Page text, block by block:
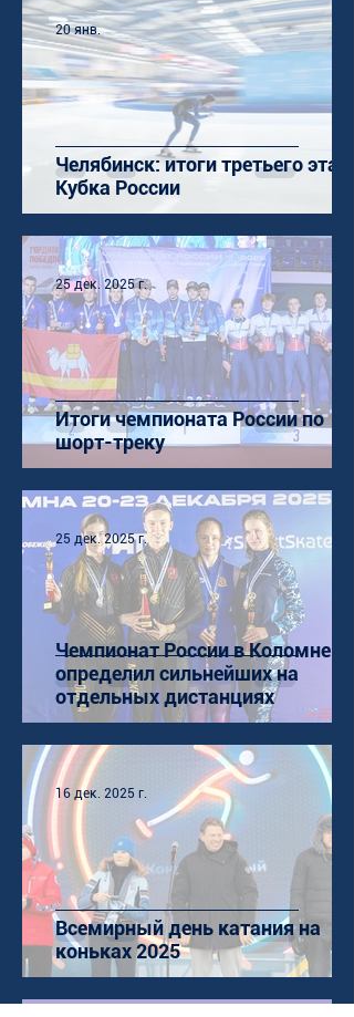
Челябинск: итоги третьего этапа
Кубка России
20 янв.
Итоги чемпионата России по
шорт-треку
25 дек. 2025 г.
Чемпионат России в Коломне
определил сильнейших на
отдельных дистанциях
25 дек. 2025 г.
Всемирный день катания на
коньках 2025
16 дек. 2025 г.